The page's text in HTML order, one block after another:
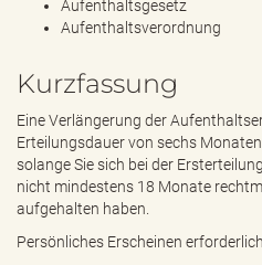
Aufenthaltsgesetz
Aufenthaltsverordnung
Kurzfassung
Eine Verlängerung der
Erteilungsdauer von sechs
solange Sie sich bei der
nicht mindestens 18 Monate
aufgehalten haben.
Persönliches Erscheinen